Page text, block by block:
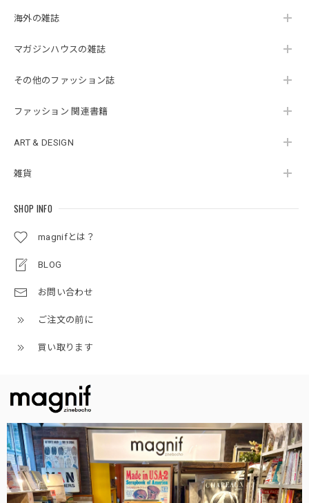
海外の雑誌
マガジンハウスの雑誌
その他のファッション誌
ファッション 関連書籍
ART & DESIGN
雑貨
SHOP INFO
magnifとは？
BLOG
お問い合わせ
ご注文の前に
買い取ります